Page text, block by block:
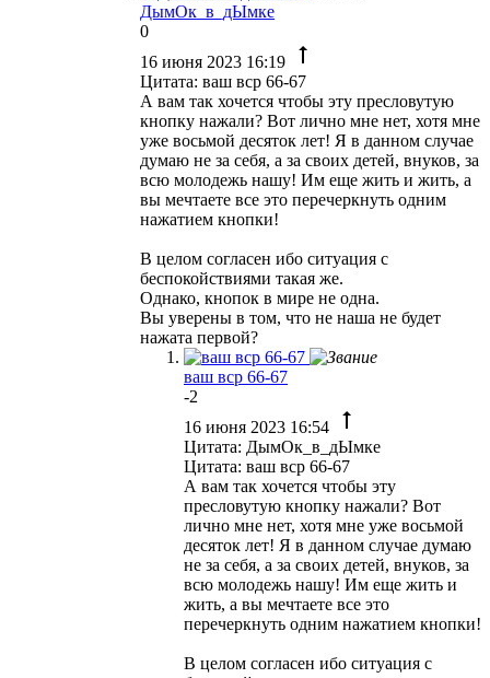
ДымОк_в_дЫмке
0
16 июня 2023 16:19
Цитата: ваш вср 66-67
А вам так хочется чтобы эту пресловутую
кнопку нажали? Вот лично мне нет, хотя мне
уже восьмой десяток лет! Я в данном случае
думаю не за себя, а за своих детей, внуков, за
всю молодежь нашу! Им еще жить и жить, а
вы мечтаете все это перечеркнуть одним
нажатием кнопки!
В целом согласен ибо ситуация с
беспокойствиями такая же.
Однако, кнопок в мире не одна.
Вы уверены в том, что не наша не будет
нажата первой?
ваш вср 66-67
-2
16 июня 2023 16:54
Цитата: ДымОк_в_дЫмке
Цитата: ваш вср 66-67
А вам так хочется чтобы эту
пресловутую кнопку нажали? Вот
лично мне нет, хотя мне уже восьмой
десяток лет! Я в данном случае думаю
не за себя, а за своих детей, внуков, за
всю молодежь нашу! Им еще жить и
жить, а вы мечтаете все это
перечеркнуть одним нажатием кнопки!
В целом согласен ибо ситуация с